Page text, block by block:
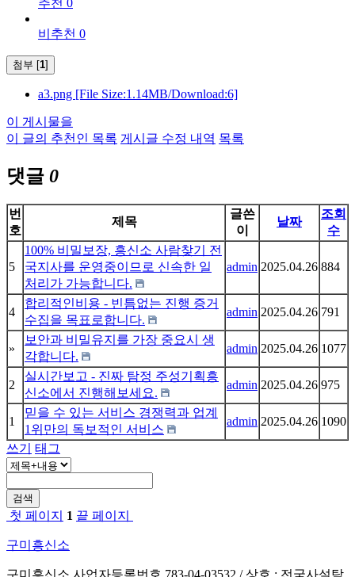
비추천 0
첨부 [1]
a3.png [File Size:1.14MB/Download:6]
이 게시물을
이 글의 추천인 목록 게시글 수정 내역 목록
댓글 0
번
호
제목
글쓴
이
날짜
조회
수
5
100% 비밀보장, 흥신소 사람찾기 전
국지사를 운영중이므로 신속한 일
처리가 가능합니다.
admin 2025.04.26 884
4
합리적인비용 - 빈틈없는 진행 증거
수집을 목표로합니다.
admin 2025.04.26 791
»
보안과 비밀유지를 가장 중요시 생
각합니다.
admin 2025.04.26 1077
2
실시간보고 - 진짜 탐정 주성기획흥
신소에서 진행해보세요.
admin 2025.04.26 975
1
믿을 수 있는 서비스 경쟁력과 업계
1위만의 독보적인 서비스
admin 2025.04.26 1090
쓰기
태그
검색
첫 페이지 1 끝 페이지
구미흥신소